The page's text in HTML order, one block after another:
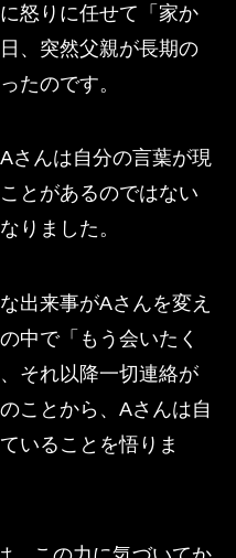
怒りに任せて「家か
、突然父親が長期の
たのです。
さんは自分の言葉が現
とがあるのではない
りました。
出来事がAさんを変え
中で「もう会いたく
それ以降一切連絡が
ことから、Aさんは自
いることを悟りま